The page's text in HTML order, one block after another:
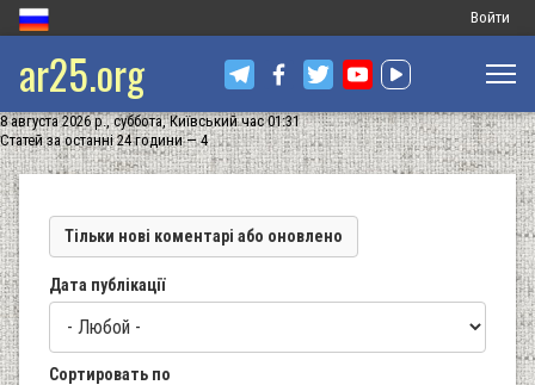
Меню
запису
Войти
ar25.org
8 августа 2026 р., суббота, Київський час 01:31
Статей за останні 24 години — 4
Тільки нові коментарі або оновлено
Дата публікації
Сортировать по